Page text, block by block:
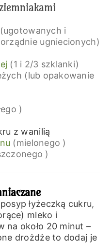
(ugotowanych i
ugniecionych)
(1 i 2/3 szklanki)
(lub opakowanie
)
z wanilią
(mielonego )
)
łyżeczką cukru,
mleko i
na około 20 minut –
drożdże to dodaj je